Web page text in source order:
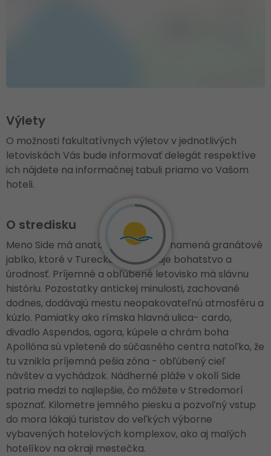
Výlety
O možnosti fakultatívnych výletov v jednotlivých
letoviskách Vás bude informovať delegát respektíve
ich nájdete na informačnej tabuli priamo vo Vašom
hoteli.
O stredisku
Meno Side má anatolský pôvod a znamená granátové
jablko, ktoré v Turecku symbolizuje bohatstvo a
úrodnosť. Príjemné a obľúbené letovisko má slávnu
históriu. Pozostatky antickej minulosti, zachované
dodnes, dodávajú mestu neopakovateľnú atmosféru a
kúzlo. Pamiatky ako rímska hlavná ulica- cardo,
divadlo Aspendos, agora, kúpele a chrám boha
Apollóna sú vpletené do súčasného centra natoľko, že
tu vznikla príjemná pešia zóna - obľúbený cieľ
návštev a vychádzok. Nádherné pláže v okolí Side
patria medzi to najlepšie, čo môžete v Stredomorí
spoznať. Kilometre jemného piesku a pozvoľný vstup
do mora lákajú turistov do veľkých výborne
vybavených hotelových komplexov, ako aj malých
hotelíkov na okraji mestečka.